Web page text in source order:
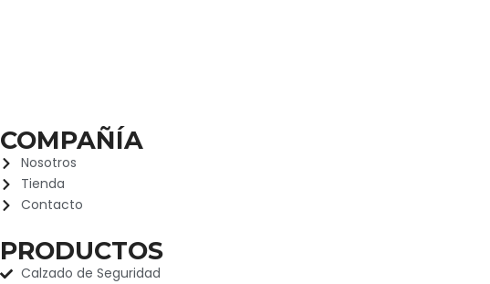
COMPAÑÍA
Nosotros
Tienda
Contacto
PRODUCTOS
Calzado de Seguridad